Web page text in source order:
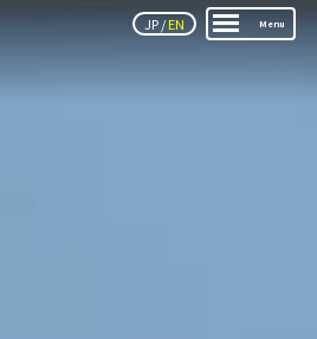
JP/EN Menu